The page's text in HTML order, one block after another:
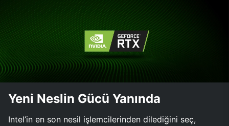
Yeni Neslin Gücü Yanında
Intel’in en son nesil işlemcilerinden dilediğini seç,